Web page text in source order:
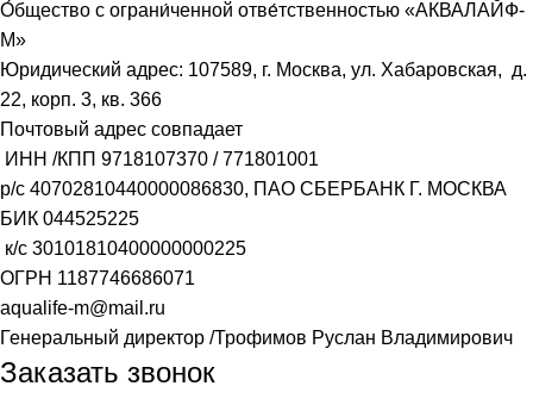
О́бщество с ограни́ченной отве́тственностью «АКВАЛАЙФ-
М»
Юридический адрес: 107589, г. Москва, ул. Хабаровская, д.
22, корп. 3, кв. 366
Почтовый адрес совпадает
ИНН /КПП 9718107370 /771801001
р/с 40702810440000086830, ПАО СБЕРБАНК Г. МОСКВА
БИК 044525225
к/с 30101810400000000225
ОГРН 1187746686071
aqualife-m@mail.ru
Генеральный директор /Трофимов Руслан Владимирович
Заказать звонок